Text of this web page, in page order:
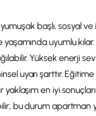
başlı, sosyal ve
yaşamında uyumlu
Yüksek enerji
uyarı şarttır.
yaklaşım en iyi
bu durum apartman